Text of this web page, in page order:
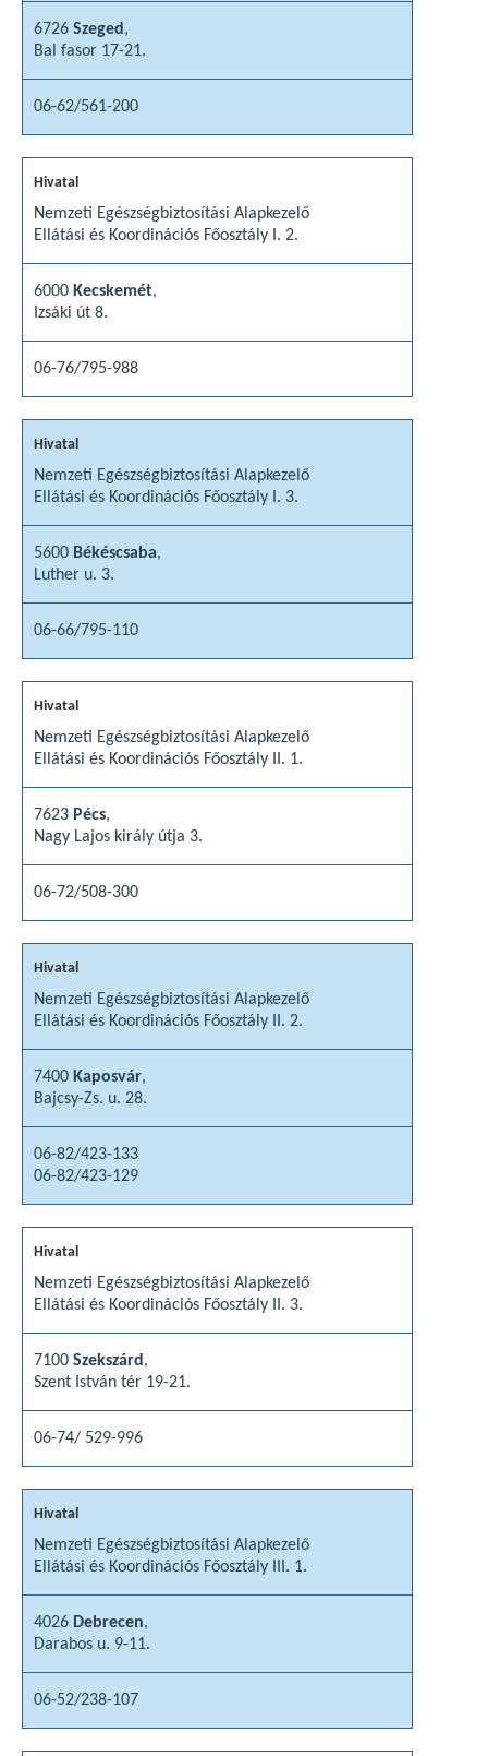
6726 Szeged ,
Bal fasor 17-21.
06-62/561-200
Nemzeti Egészségbiztosítási Alapkezelő
Ellátási és Koordinációs Főosztály I. 2.
6000 Kecskemét,
Izsáki út 8.
06-76/795-988
Nemzeti Egészségbiztosítási Alapkezelő
Ellátási és Koordinációs Főosztály I. 3.
5600 Békéscsaba,
Luther u. 3.
06-66/795-110
Nemzeti Egészségbiztosítási Alapkezelő
Ellátási és Koordinációs Főosztály II. 1.
7623 Pécs,
Nagy Lajos király útja 3.
06-72/508-300
Nemzeti Egészségbiztosítási Alapkezelő
Ellátási és Koordinációs Főosztály II. 2.
7400 Kaposvár,
Bajcsy-Zs. u. 28.
06-82/423-133
06-82/423-129
Nemzeti Egészségbiztosítási Alapkezelő
Ellátási és Koordinációs Főosztály II. 3.
7100 Szekszárd ,
Szent István tér 19-21.
06-74/ 529-996
Nemzeti Egészségbiztosítási Alapkezelő
Ellátási és Koordinációs Főosztály III. 1.
4026 Debrecen,
Darabos u. 9-11.
06-52/238-107